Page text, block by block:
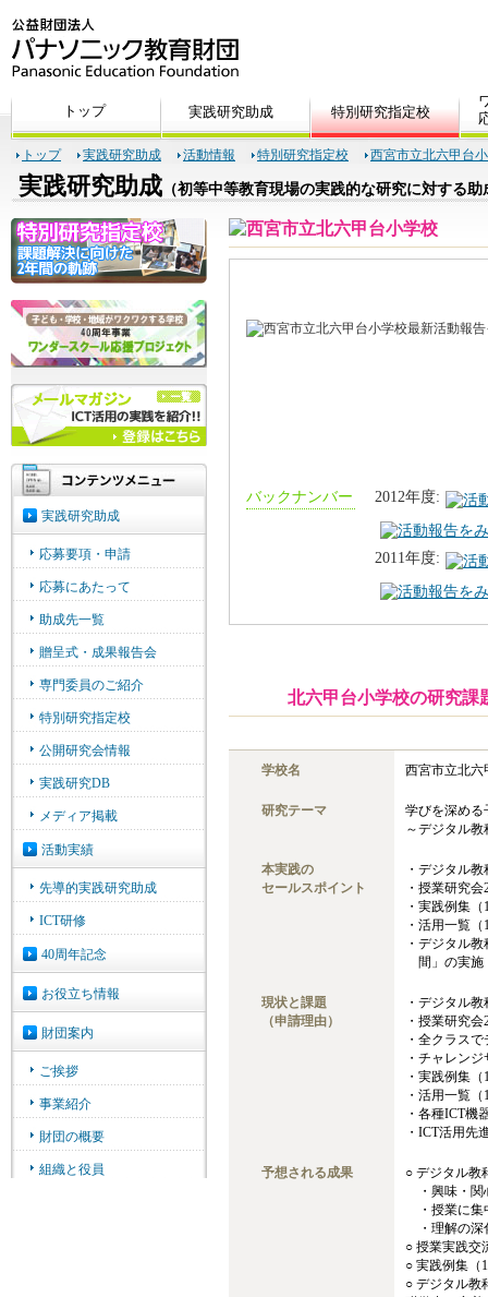
トップ 実践研究助成 活動情報 特別研究指定校 西宮市立北六甲台
実践研究助成 （初等中等教育現場の実践的な研究に対する助
バックナンバー 2012年度:
2011年度:
北六甲台小学校の研究課
学校名 西宮市立北六
研究テーマ
学びを深める
～デジタル
本実践の
セールスポイント
・デジタル
・授業研究
・実践例集
・活用一覧
・デジタル
間」の実施
現状と課題
（申請理由）
・デジタル
・授業研究
・全クラス
・チャレン
・実践例集
・活用一覧
・各種ICT機
・ICT活用先
予想される成果
○ デジタル教
・興味・関
・授業に集
・理解の深
○ 授業実践交
○ 実践例集（
○ デジタル